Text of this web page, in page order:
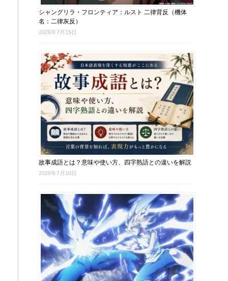
シャングリラ・フロンティア：ルスト 二律背反（機体
名：二律灰反）
2026年7月15日
故事成語とは？意味や使い方、四字熟語との違いを解説
2026年7月10日